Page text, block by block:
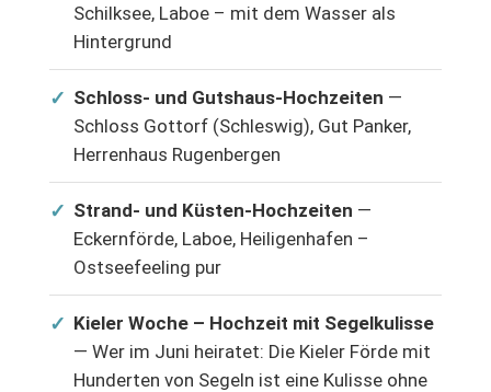
Schilksee, Laboe – mit dem Wasser als
Hintergrund
✓ Schloss- und Gutshaus-Hochzeiten —
Schloss Gottorf (Schleswig), Gut Panker,
Herrenhaus Rugenbergen
✓ Strand- und Küsten-Hochzeiten —
Eckernförde, Laboe, Heiligenhafen –
Ostseefeeling pur
✓ Kieler Woche – Hochzeit mit Segelkulisse
— Wer im Juni heiratet: Die Kieler Förde mit
Hunderten von Segeln ist eine Kulisse ohne